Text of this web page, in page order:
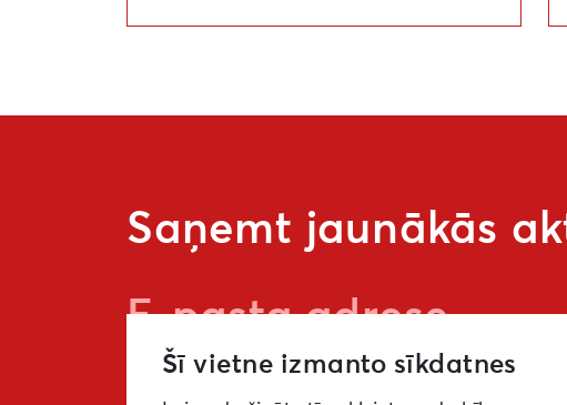
Saņemt jaunākās
Šī vietne izmanto sīkdatnes